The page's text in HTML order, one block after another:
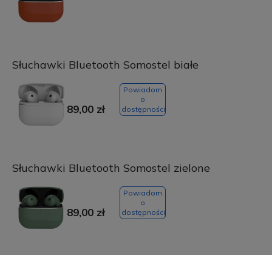
Słuchawki Bluetooth Somostel białe
89,00 zł
Powiadom
o
dostępności
Słuchawki Bluetooth Somostel zielone
89,00 zł
Powiadom
o
dostępności